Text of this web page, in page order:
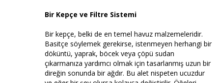
Bir Kepçe ve Filtre Sistemi
Bir kepçe, belki de en temel havuz malzemeleridir.
Basitçe söylemek gerekirse, istenmeyen herhangi bir
döküntü, yaprak, böcek veya çöpü sudan
çıkarmanıza yardımcı olmak için tasarlanmış uzun bir
direğin sonunda bir ağdır. Bu alet nispeten ucuzdur